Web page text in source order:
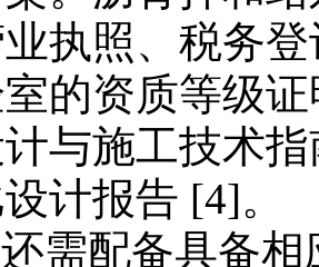
执照、税务
的资质等级
与施工技术
计报告 [4]。
需配备具备